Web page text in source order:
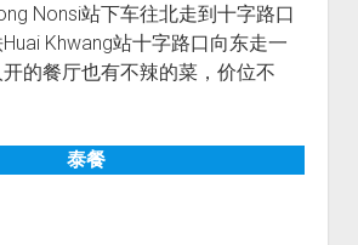
Nonsi站下车往北走到十字路口
Khwang站十字路口向东走一
的餐厅也有不辣的菜，价位不
泰餐